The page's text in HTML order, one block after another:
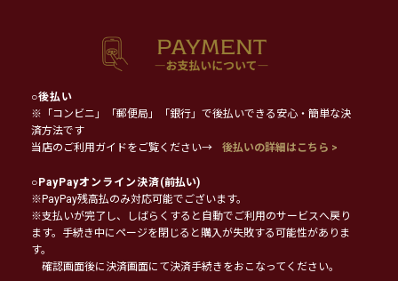
○後払い
※「コンビニ」「郵便局」「銀行」で後払いできる安心・簡単な決
済方法です
当店のご利用ガイドをご覧ください→
後払いの詳細はこちら >
○PayPayオンライン決済(前払い)
※PayPay残高払のみ対応可能でございます。
※支払いが完了し、しばらくすると自動でご利用のサービスへ戻り
ます。手続き中にページを閉じると購入が失敗する可能性がありま
す。
確認画面後に決済画面にて決済手続きをおこなってください。